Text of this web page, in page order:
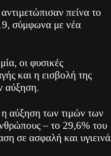
πείνα το
σύμφωνα με νέα
οι φυσικές
και η εισβολή της
αύξηση.
αύξηση των τιμών των
– το 29,6% του
σε ασφαλή και υγιεινά